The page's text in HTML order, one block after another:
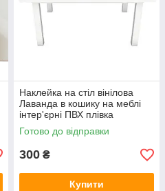
Наклейка на стіл вінілова
Лаванда в кошику на меблі
інтер'єрні ПВХ плівка
фіолетовий 600х1200 мм
Готово до відправки
300 ₴
Купити